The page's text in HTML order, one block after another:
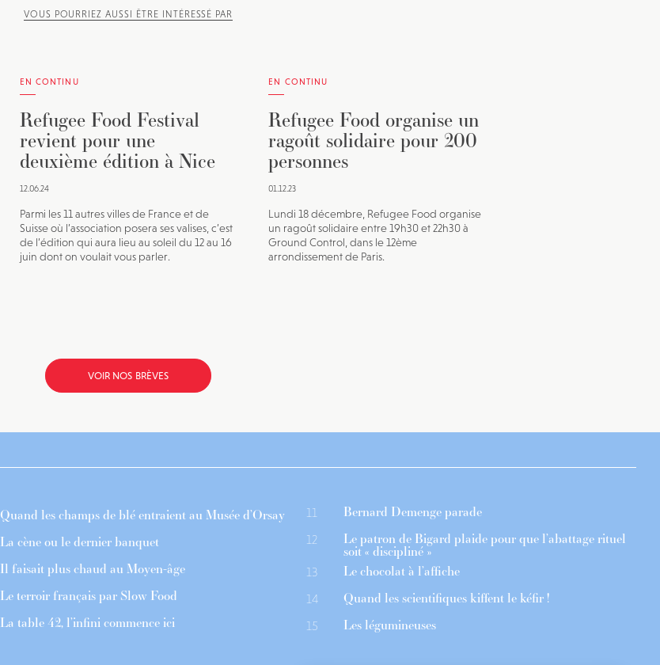
VOUS POURRIEZ AUSSI ÊTRE INTÉRESSÉ PAR
EN CONTINU
Refugee Food Festival
revient pour une
deuxième édition à Nice
12.06.24
Parmi les 11 autres villes de France et de
Suisse où l’association posera ses valises, c’est
de l’édition qui aura lieu au soleil du 12 au 16
juin dont on voulait vous parler.
EN CONTINU
Refugee Food organise un
ragoût solidaire pour 200
personnes
01.12.23
Lundi 18 décembre, Refugee Food organise
un ragoût solidaire entre 19h30 et 22h30 à
Ground Control, dans le 12ème
arrondissement de Paris.
VOIR NOS BRÈVES
Quand les champs de blé entraient au Musée d’Orsay
La cène ou le dernier banquet
Il faisait plus chaud au Moyen-âge
Le terroir français par Slow Food
La table 42, l’infini commence ici
11 Bernard Demenge parade
12 Le patron de Bigard plaide pour que l’abattage rituel
soit « discipliné »
13 Le chocolat à l’affiche
14 Quand les scientifiques kiffent le kéfir !
15 Les légumineuses